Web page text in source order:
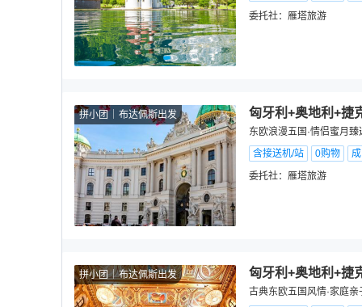
委托社： 雁塔旅游
拼小团 布达佩斯出发 匈牙利+奥地利+捷
东欧浪漫五国·情侣蜜月
含接送机/站
0购物
委托社： 雁塔旅游
拼小团 布达佩斯出发 匈牙利+奥地利+捷
古典东欧五国风情·家庭